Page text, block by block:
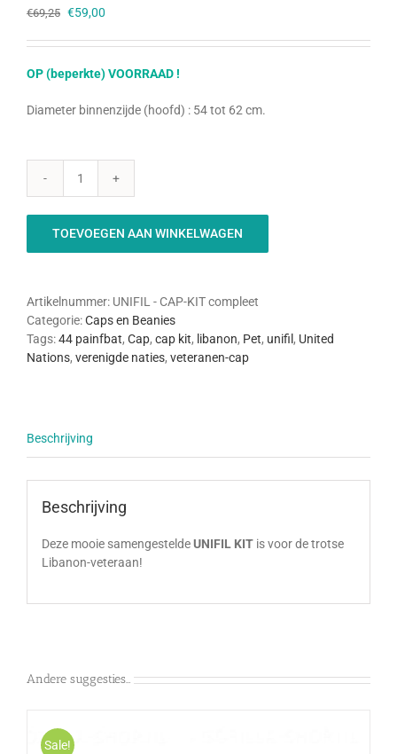
€69,25 Oorspronkelijke
was:
€69,25.
€59,00
is:
€59,00.
OP (beperkte) VOORRAAD !
Diameter binnenzijde (hoofd) : 54 tot 62 cm.
UNIFIL
Kit
TOEVOEGEN AAN WINKELWAGEN
Artikelnummer: UNIFIL - CAP-KIT compleet
Categorie:Caps en Beanies
Tags:44 painfbat, Cap, cap kit, libanon, Pet, unifil , United
Nations, verenigde naties, veteranen-cap
Beschrijving
Beschrijving
Deze mooie samengesteldeUNIFIL KITis voor de trotse
Libanon-veteraan!
Andere suggesties…
Sale!